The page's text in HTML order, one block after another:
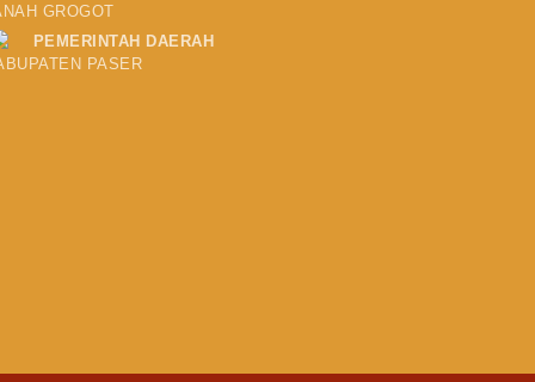
GROGOT
PEMERINTAH DAERAH
PASER